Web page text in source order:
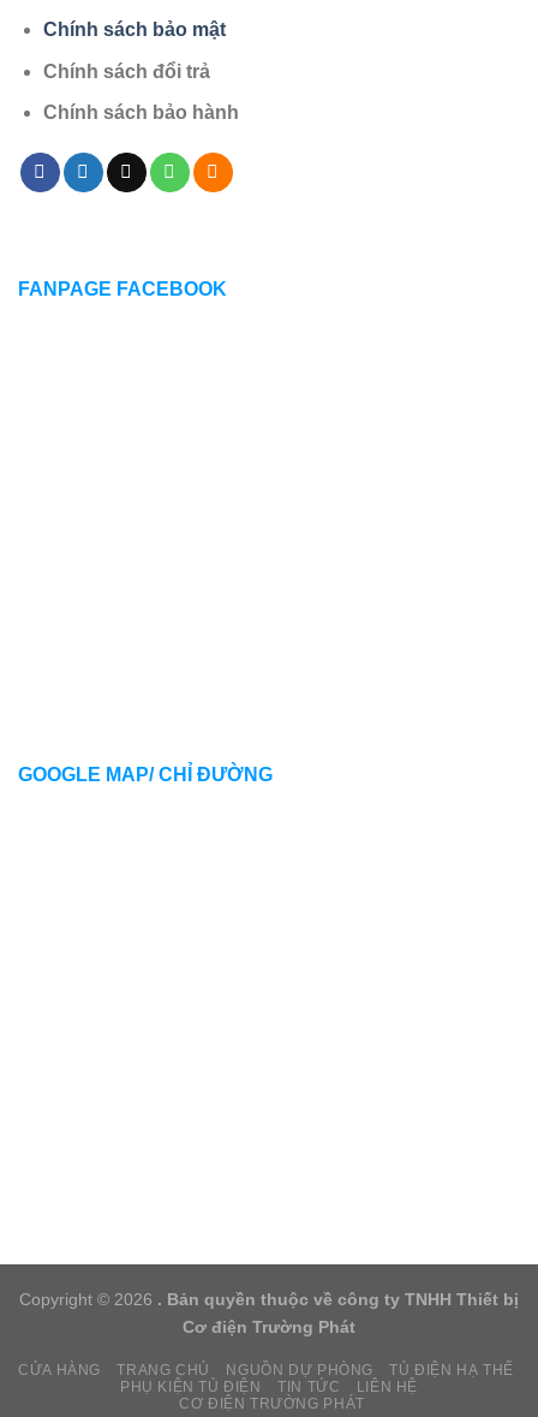
Chính sách bảo mật
Chính sách đổi trả
Chính sách bảo hành
FANPAGE FACEBOOK
GOOGLE MAP/ CHỈ ĐƯỜNG
Copyright © 2026 . Bản quyền thuộc về công ty TNHH Thiết bị
Cơ điện Trường Phát
CỬA HÀNG TRANG CHỦ NGUỒN DỰ PHÒNG
TỦ ĐIỆN HẠ THẾ
PHỤ KIỆN TỦ ĐIỆN
TIN TỨC
LIÊN HỆ
CƠ ĐIỆN TRƯỜNG PHÁT